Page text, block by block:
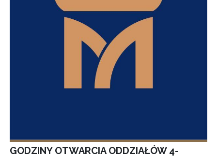
GODZINY OTWARCIA ODDZIAŁÓW 4-